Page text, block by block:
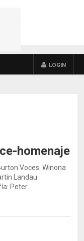
LOGIN
homenaje
Voces: Winona
Landau
Peter…